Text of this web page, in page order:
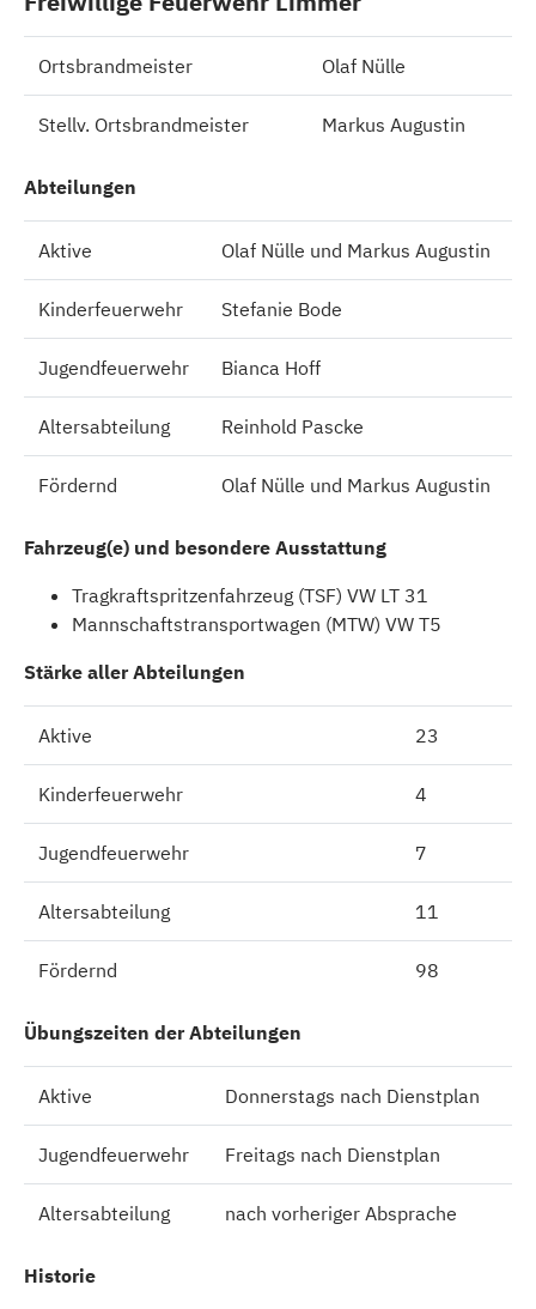
Ortsbrandmeister Olaf Nülle
Stellv. Ortsbrandmeister Markus Augustin
Abteilungen
Aktive Olaf Nülle und Markus Augustin
Kinderfeuerwehr Stefanie Bode
Jugendfeuerwehr Bianca Hoff
Altersabteilung Reinhold Pascke
Fördernd Olaf Nülle und Markus Augustin
Fahrzeug(e) und besondere Ausstattung
Tragkraftspritzenfahrzeug (TSF) VW LT 31
Mannschaftstransportwagen (MTW) VW T5
Stärke aller Abteilungen
Aktive 23
Kinderfeuerwehr 4
Jugendfeuerwehr 7
Altersabteilung 11
Fördernd 98
Übungszeiten der Abteilungen
Aktive Donnerstags nach Dienstplan
Jugendfeuerwehr Freitags nach Dienstplan
Altersabteilung nach vorheriger Absprache
Historie